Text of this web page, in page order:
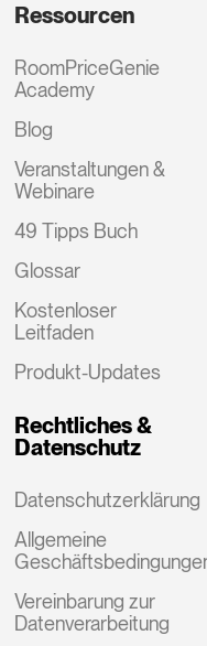
Ressourcen
RoomPriceGenie
Academy
Blog
Veranstaltungen &
Webinare
49 Tipps Buch
Glossar
Kostenloser
Leitfaden
Produkt-Updates
Rechtliches &
Datenschutz
Datenschutzerklärung
Allgemeine
Vereinbarung zur
Datenverarbeitung